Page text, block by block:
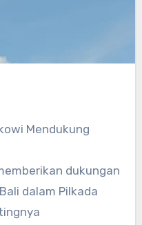
Mendukung
dukungan
dalam Pilkada